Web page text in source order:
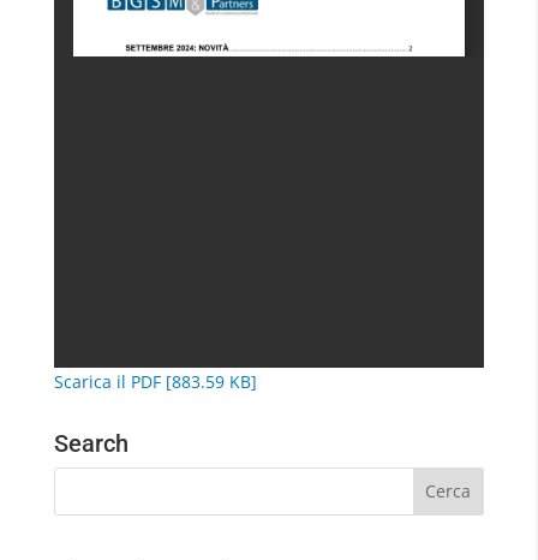
Scarica il PDF [883.59 KB]
Search